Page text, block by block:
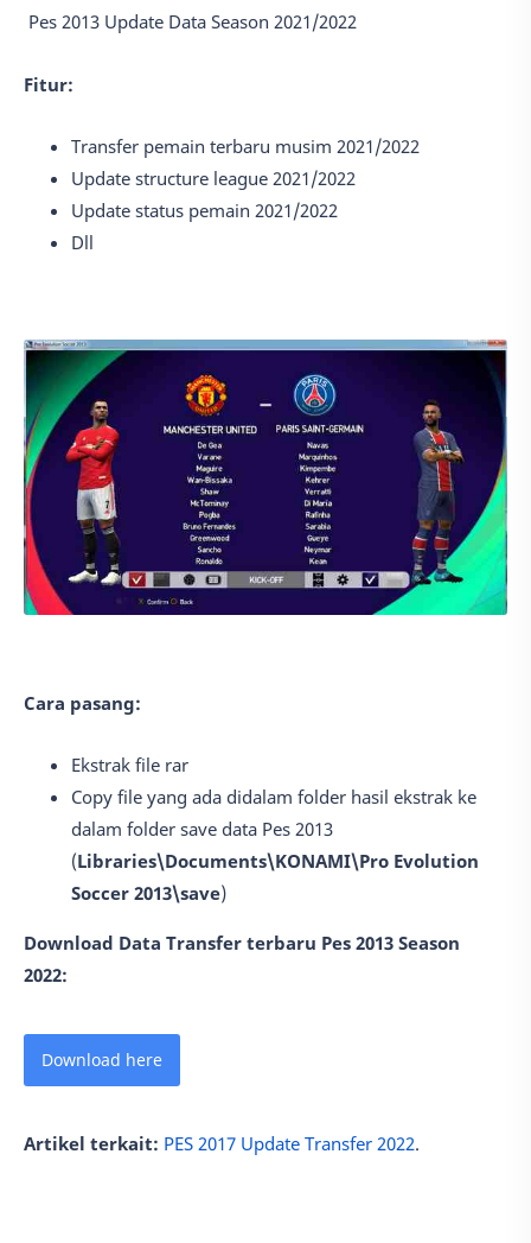
Pes 2013 Update Data Season 2021/2022
Fitur:
Transfer pemain terbaru musim 2021/2022
Update structure league 2021/2022
Update status pemain 2021/2022
Dll
Cara pasang:
Ekstrak file rar
Copy file yang ada didalam folder hasil ekstrak ke
dalam folder save data Pes 2013
(Libraries\Documents\KONAMI\Pro Evolution
Soccer 2013\save)
Download Data Transfer terbaru Pes 2013 Season
2022:
Download here
Artikel terkait: PES 2017 Update Transfer 2022.